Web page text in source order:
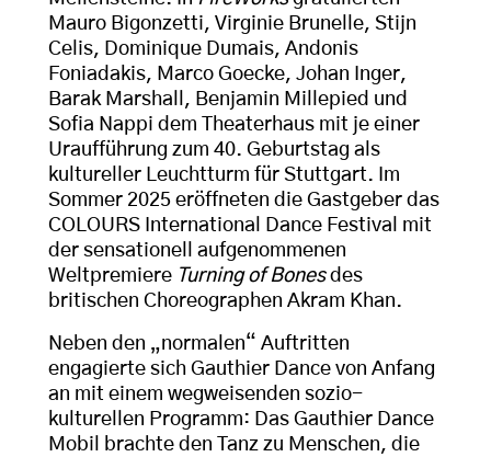
Mauro Bigonzetti, Virginie Brunelle, Stijn
Celis, Dominique Dumais, Andonis
Foniadakis, Marco Goecke, Johan Inger,
Barak Marshall, Benjamin Millepied und
Sofia Nappi dem Theaterhaus mit je einer
Uraufführung zum 40. Geburtstag als
kultureller Leuchtturm für Stuttgart. Im
Sommer 2025 eröffneten die Gastgeber das
COLOURS International Dance Festival mit
der sensationell aufgenommenen
Weltpremiere Turning of Bonesdes
britischen Choreographen Akram Khan.
Neben den „normalen“ Auftritten
engagierte sich Gauthier Dance von Anfang
an mit einem wegweisenden sozio-
kulturellen Programm: Das Gauthier Dance
Mobil brachte den Tanz zu Menschen, die